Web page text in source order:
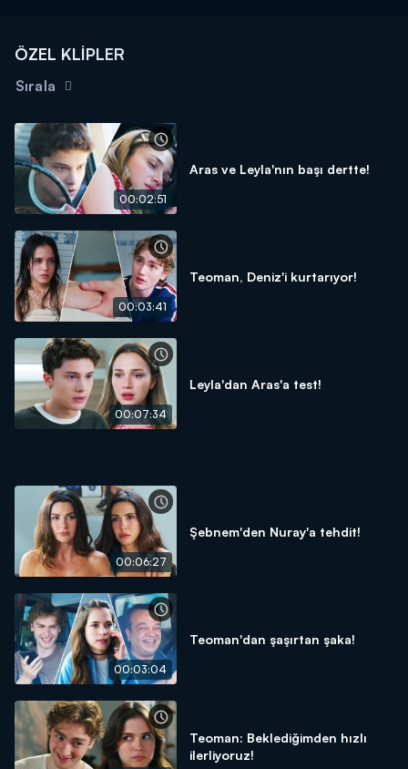
ÖZEL KLİPLER
Sırala
00:02:51
Aras ve Leyla'nın başı dertte!
00:03:41
Teoman, Deniz'i kurtarıyor!
00:07:34
Leyla'dan Aras'a test!
00:06:27
Şebnem'den Nuray'a tehdit!
00:03:04
Teoman'dan şaşırtan şaka!
Teoman: Beklediğimden hızlı
ilerliyoruz!